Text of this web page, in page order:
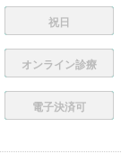
祝日
オンライン診療
電子決済可